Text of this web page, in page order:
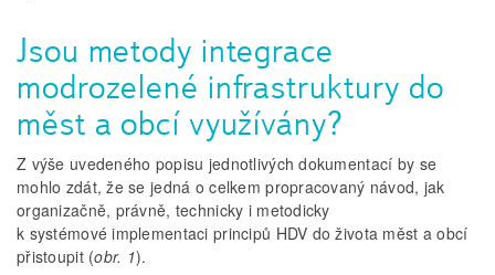
Jsou metody integrace
modrozelené infrastruktury do
měst a obcí využívány?
Z výše uvedeného popisu jednotlivých dokumentací by se
mohlo zdát, že se jedná o celkem propracovaný návod, jak
organizačně, právně, technicky i metodicky
k systémové implementaci principů HDV do života měst a obcí
přistoupit (obr. 1).